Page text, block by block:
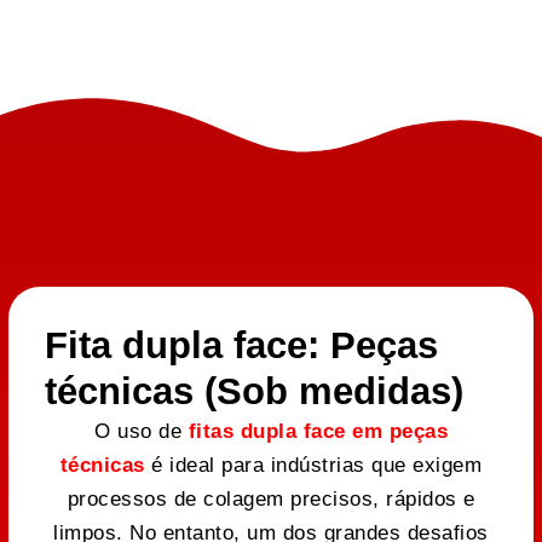
Fita dupla face: Peças
técnicas (Sob medidas)
O uso de fitas dupla face em peças
técnicas é ideal para indústrias que exigem
processos de colagem precisos, rápidos e
limpos. No entanto, um dos grandes desafios